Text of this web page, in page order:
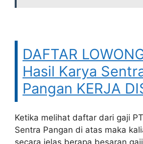
DAFTAR
Hasil Karya
Pangan KERJA
Ketika melihat daftar dari gaji
Sentra Pangan di atas maka
secara jelas berapa besaran